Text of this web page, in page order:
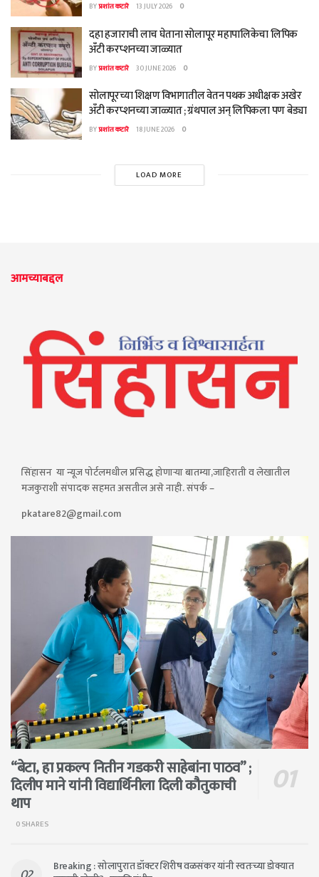
BYप्रशांत कटारे 13 JULY 2026 0
दहा हजाराची लाच घेताना सोलापूर महापालिकेचा लिपिक
अँटी करप्शनच्या जाळ्यात
BYप्रशांत कटारे 30 JUNE 2026 0
सोलापूरच्या शिक्षण विभागातील वेतन पथक अधीक्षक अखेर
अँटी करप्शनच्या जाळ्यात ; ग्रंथपाल अन् लिपिकला पण बेड्या
BYप्रशांत कटारे 18 JUNE 2026 0
LOAD MORE
आमच्याबद्दल
सिंहासन या न्यूज पोर्टलमधील प्रसिद्ध होणाऱ्या बातम्या,जाहिराती व लेखातील
मजकुराशी संपादक सहमत असतील असे नाही. संपर्क –
pkatare82@gmail.com
“बेटा, हा प्रकल्प नितीन गडकरी साहेबांना पाठव” ;
दिलीप माने यांनी विद्यार्थिनीला दिली कौतुकाची
थाप
0 SHARES
Breaking : सोलापुरात डॉक्टर शिरीष वळसंकर यांनी स्वतःच्या डोक्यात